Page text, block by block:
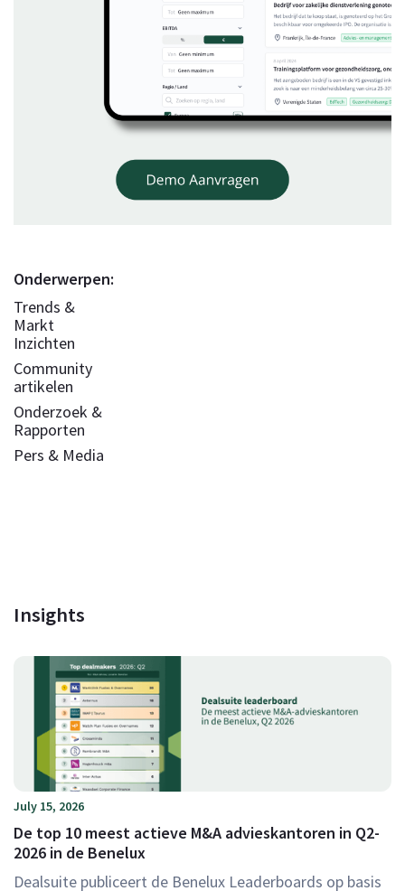
Onderwerpen:
Trends &
Markt
Inzichten
Community
artikelen
Onderzoek &
Rapporten
Pers & Media
Insights
July 15, 2026
De top 10 meest actieve M&A advieskantoren in Q2-
2026 in de Benelux
Dealsuite publiceert de Benelux Leaderboards op basis